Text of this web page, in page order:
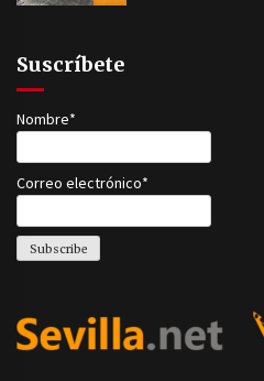
Suscríbete
Nombre*
Correo electrónico*